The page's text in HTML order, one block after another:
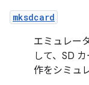
mksdcard
エミュレー
して、SD
作をシミュ